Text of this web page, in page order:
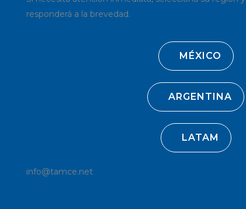
responderá a la brevedad.
MÉXICO
ARGENTINA
LATAM
info@tamce.net